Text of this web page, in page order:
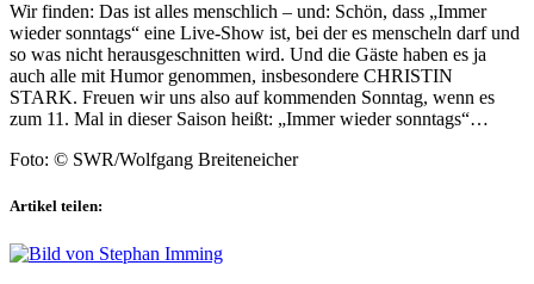
Wir finden: Das ist alles menschlich – und: Schön, dass „Immer
wieder sonntags“ eine Live-Show ist, bei der es menscheln darf und
so was nicht herausgeschnitten wird. Und die Gäste haben es ja
auch alle mit Humor genommen, insbesondere CHRISTIN
STARK. Freuen wir uns also auf kommenden Sonntag, wenn es
zum 11. Mal in dieser Saison heißt: „Immer wieder sonntags“…
Foto: © SWR/Wolfgang Breiteneicher
Artikel teilen: